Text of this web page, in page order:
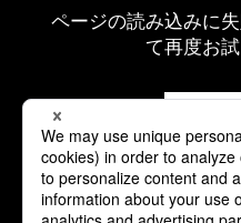
ページの読み込みに
て再度お試